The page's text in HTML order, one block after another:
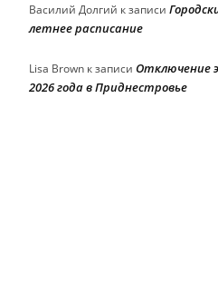
Василий Долгий к записи
летнее расписание
Lisa Brown к записи Отключение
2026 года в Приднестровье